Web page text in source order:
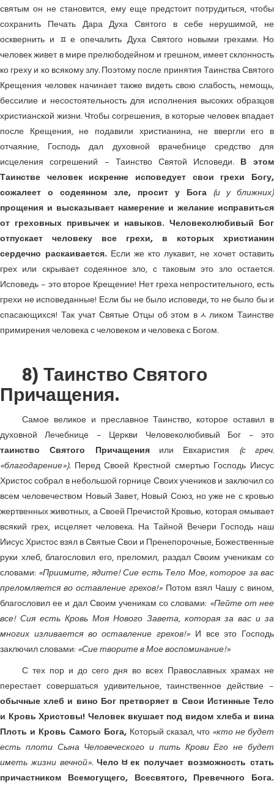
святым он не становится, ему еще предстоит потрудиться, чтобы
сохранить Печать Дара Духа Святого в себе нерушимой, не
осквернить и ﾽе опечалить Духа Святого новыми грехами. Но
человек живет в мире прелюбодейном и грешном, имеет склонность
ко греху и ко всякому злу. Поэтому после принятия Таинства Святого
Крещения человек начинает также видеть свою слабость, немощь,
бессилие и несостоятельность для исполнения высоких образцов
христианской жизни. Чтобы согрешения, в которые человек впадает
после Крещения, не подавили христианина, не ввергли его в
отчаяние, Господь дал духовной врачебнице средство для
исцеления согрешений – Таинство Святой Исповеди. В этом
Таинстве человек искренне исповедует свои грехи Богу,
сожалеет о содеянном зле, просит у Бога (и у ближних)
прощения и высказывает намерение и желание исправиться
от греховных привычек и навыков. Человеколюбивый Бог
отпускает человеку все грехи, в которых христианин
сердечно раскаивается. Если же кто лукавит, не хочет оставить
грех или скрывает содеянное зло, с таковым это зло остается.
Исповедь – это второе Крещение! Нет греха непростительного, есть
грехи не исповеданные! Если бы не было исповеди, то не было бы и
спасающихся! Так учат Святые Отцы об этом вﾵликом Таинстве
примирения человека с человеком и человека с Богом.
8) Таинство Святого
Причащения.
Самое великое и преславное Таинство, которое оставил в
духовной Лечебнице – Церкви Человеколюбивый Бог – это
таинство Святого Причащенияили Евхаристия (с греч.
«благодарение»). Перед Своей Крестной смертью Господь Иисус
Христос собрал в небольшой горнице Своих учеников и заключил со
всем человечеством Новый Завет, Новый Союз, но уже не с кровью
жертвенных животных, а Своей Пречистой Кровью, которая омывает
всякий грех, исцеляет человека. На Тайной Вечери Господь наш
Иисус Христос взял в Святые Свои и Пренепорочные, Божественные
руки хлеб, благословил его, преломил, раздал Своим ученикам со
словами: «Приимите, ядите! Сие есть Тело Мое, которое за вас
преломляется во оставление грехов!» Потом взял Чашу с вином,
благословил ее и дал Своим ученикам со словами: «Пейте от нее
все! Сия есть Кровь Моя Нового Завета, которая за вас и за
многих изливается во оставление грехов!» И все это Господь
заключил словами: «Сие творите в Мое воспоминание!»
С тех пор и до сего дня во всех Православных храмах не
перестает совершаться удивительное, таинственное действие –
обычные хлеб и вино Бог претворяет в Свои Истинные Тело
и Кровь Христовы! Человек вкушает под видом хлеба и вина
Плоть и Кровь Самого Бога, Который сказал, что «кто не будет
есть плоти Сына Человеческого и пить Крови Его не будет
иметь жизни вечной». Челоﾲек получает возможность стать
причастником Всемогущего, Всесвятого, Превечного Бога.